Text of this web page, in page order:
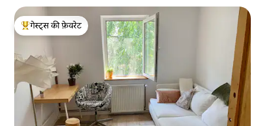
गेस्ट्स का टॉप फ़ेवरेट
गेस्ट्स की फ़ेवरेट